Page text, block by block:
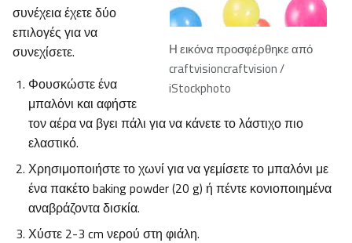
Η εικόνα προσφέρθηκε από
craftvisioncraftvision /
iStockphoto
συνέχεια έχετε δύο
επιλογές για να
συνεχίσετε.
Φουσκώστε ένα
μπαλόνι και αφήστε
τον αέρα να βγει πάλι για να κάνετε το λάστιχο πιο
ελαστικό.
Χρησιμοποιήστε το χωνί για να γεμίσετε το μπαλόνι με
ένα πακέτο baking powder (20 g) ή πέντε κονιοποιημένα
αναβράζοντα δισκία.
Χύστε 2-3 cm νερού στη φιάλη.